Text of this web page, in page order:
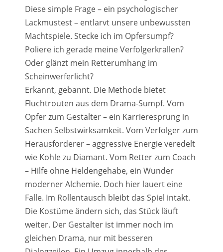
Diese simple Frage – ein psychologischer
Lackmustest – entlarvt unsere unbewussten
Machtspiele. Stecke ich im Opfersumpf?
Poliere ich gerade meine Verfolgerkrallen?
Oder glänzt mein Retterumhang im
Scheinwerferlicht?
Erkannt, gebannt. Die Methode bietet
Fluchtrouten aus dem Drama-Sumpf. Vom
Opfer zum Gestalter – ein Karrieresprung in
Sachen Selbstwirksamkeit. Vom Verfolger zum
Herausforderer – aggressive Energie veredelt
wie Kohle zu Diamant. Vom Retter zum Coach
– Hilfe ohne Heldengehabe, ein Wunder
moderner Alchemie. Doch hier lauert eine
Falle. Im Rollentausch bleibt das Spiel intakt.
Die Kostüme ändern sich, das Stück läuft
weiter. Der Gestalter ist immer noch im
gleichen Drama, nur mit besseren